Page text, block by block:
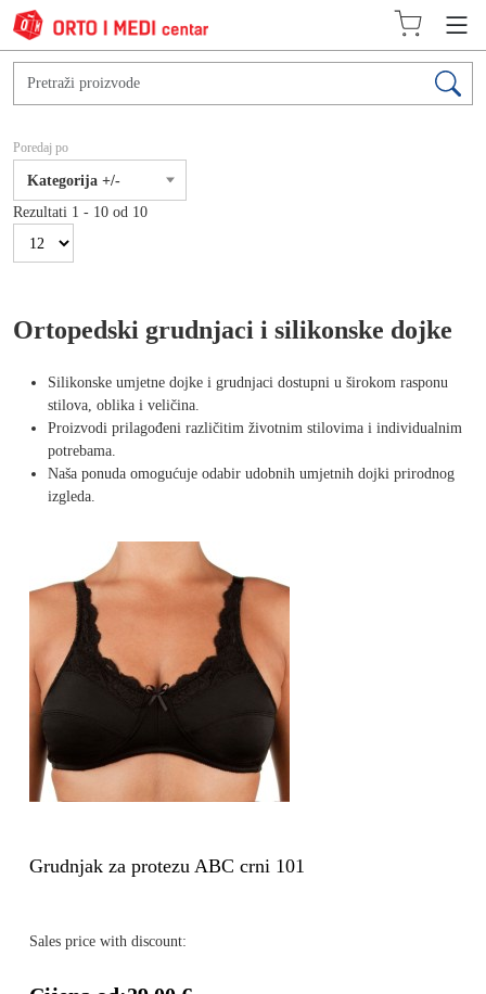
Poredaj po
Kategorija +/-
Rezultati 1 - 10 od 10
Ortopedski grudnjaci i silikonske dojke
Silikonske umjetne dojke i grudnjaci dostupni u širokom rasponu
stilova, oblika i veličina.
Proizvodi prilagođeni različitim životnim stilovima i individualnim
potrebama.
Naša ponuda omogućuje odabir udobnih umjetnih dojki prirodnog
izgleda.
Grudnjak za protezu ABC crni 101
Sales price with discount: